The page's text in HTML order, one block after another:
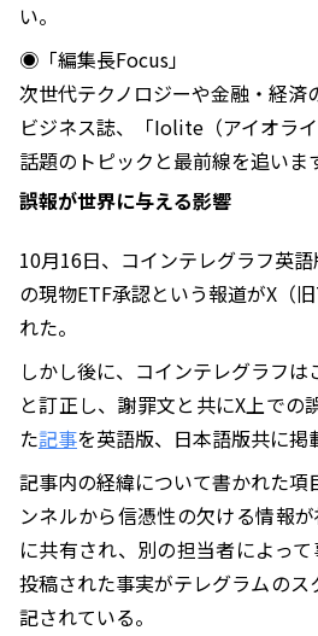
い。
◉「編集長Focus」
次世代テクノロジーや金融・経済
ビジネス誌、「Iolite（アイオラ
話題のトピックと最前線を追いま
誤報が世界に与える影響
10月16日、コインテレグラフ英
の現物ETF承認という報道がX（
れた。
しかし後に、コインテレグラフ
と訂正し、謝罪文と共にX上での
た記事を英語版、日本語版共に掲
記事内の経緯について書かれた項
ンネルから信憑性の欠ける情報
に共有され、別の担当者によっ
投稿された事実がテレグラムのス
記されている。